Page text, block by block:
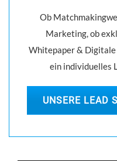
Ob
Marketing, ob
Whitepaper &
ein individuelles
UNSERE LEAD